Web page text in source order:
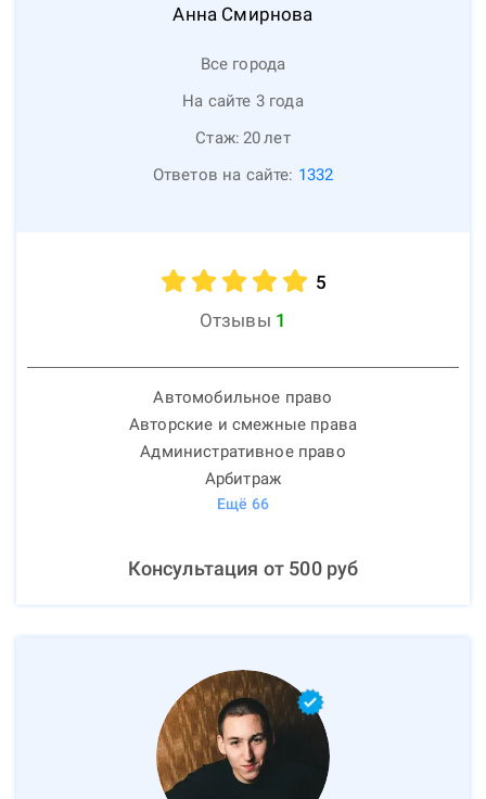
Анна Смирнова
Все города
На сайте 3 года
Стаж: 20лет
Ответов на сайте: 1332
5
Отзывы 1
Автомобильное право
Авторские и смежные права
Административное право
Арбитраж
Ещё 66
Консультация от 500руб